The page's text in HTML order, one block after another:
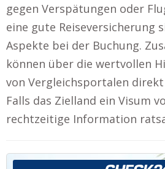
gegen Verspätungen oder
eine gute Reiseversicherung
Aspekte bei der Buchung.
können über die wertvollen
von Vergleichsportalen
Falls das Zielland ein Visum
rechtzeitige Information